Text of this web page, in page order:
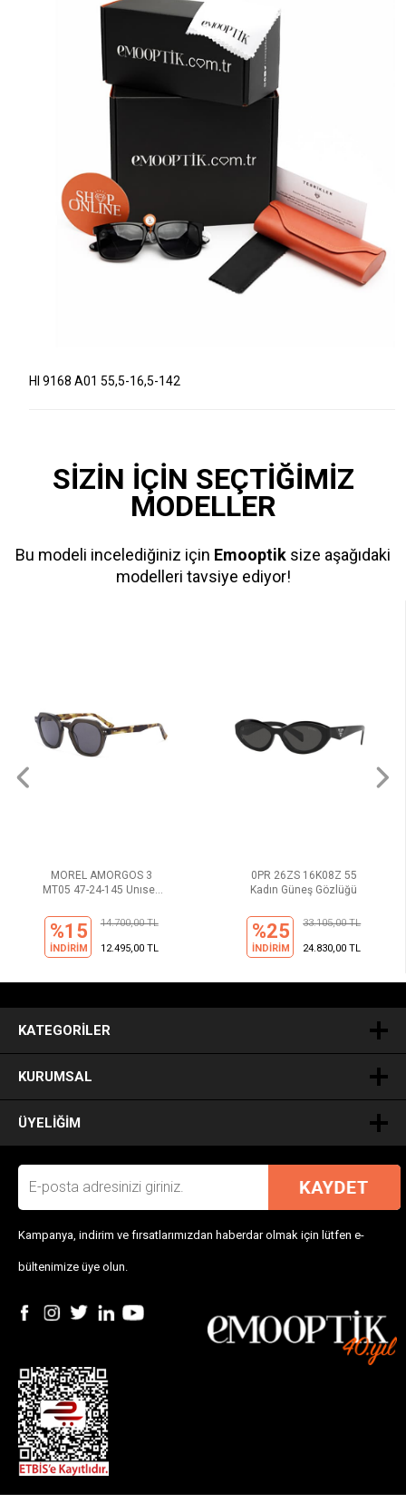
HI 9168 A01 55,5-16,5-142
SİZİN İÇİN SEÇTİĞİMİZ
MODELLER
Bu modeli incelediğiniz için Emooptik size aşağıdaki
modelleri tavsiye ediyor!
MOREL AMORGOS 3
MT05 47-24-145 Unısex
%15
İNDİRİM
14.700,00 TL
12.495,00 TL
0PR 26ZS 16K08Z 55
Kadın Güneş Gözlüğü
%25
İNDİRİM
33.105,00 TL
24.830,00 TL
KATEGORILER
KURUMSAL
ÜYELIĞIM
Kampanya, indirim ve fırsatlarımızdan haberdar olmak için lütfen e-
bültenimize üye olun.